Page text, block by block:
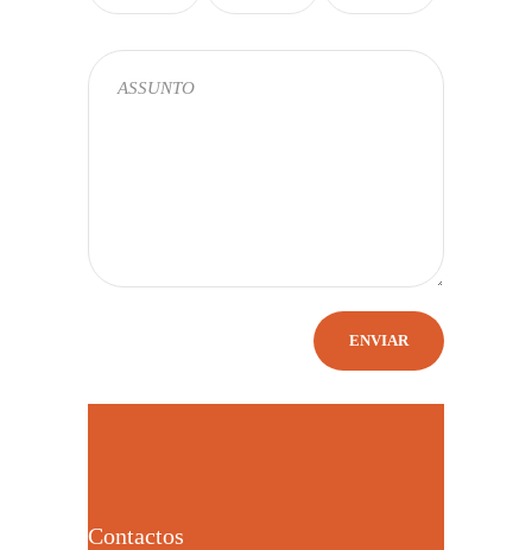
Contactos